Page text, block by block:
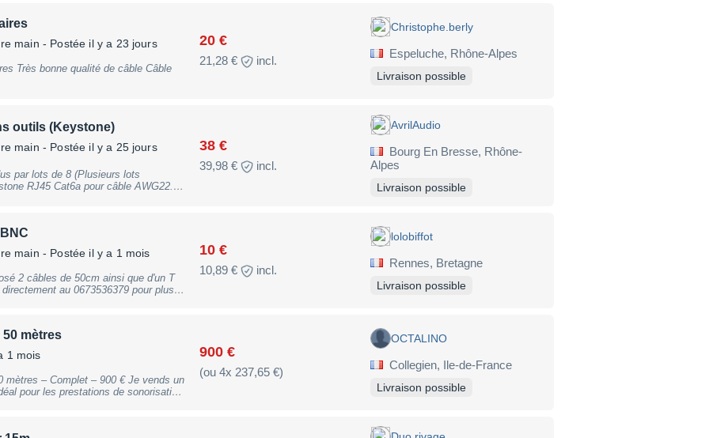
: Série spéciale “100 paires –
symétriques XLR État : excellent
de me contacter pour l'expédition :
PRIVE
main - Postée il y a 23 jours 20 €
21,28 € incl.
Très bonne qualité de câble Câble
Christophe.berly
Espeluche, Rhône-Alpes
Livraison possible
outils (Keystone)
main - Postée il y a 25 jours 38 €
39,98 € incl.
AvrilAudio
Bourg En Bresse, Rhône-
Alpes
Livraison possible
main - Postée il y a 1 mois 10 €
10,89 € incl.
2 câbles de 50cm ainsi que d'un T
lolobiffot
Rennes, Bretagne
Livraison possible
50 mètres
1 mois 900 €
(ou 4x 237,65 €)
– Complet – 900 € Je vends un
pour les prestations de sonorisation,
OCTALINO
Collegien, Ile-de-France
Livraison possible